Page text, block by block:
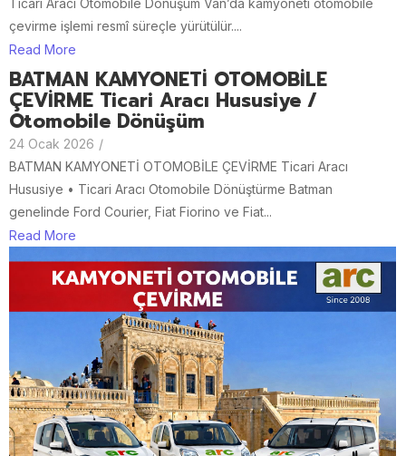
Ticari Aracı Otomobile Dönüşüm Van’da kamyoneti otomobile
çevirme işlemi resmî süreçle yürütülür....
Read More
BATMAN KAMYONETİ OTOMOBİLE
ÇEVİRME Ticari Aracı Hususiye /
Otomobile Dönüşüm
24 Ocak 2026 /
BATMAN KAMYONETİ OTOMOBİLE ÇEVİRME Ticari Aracı
Hususiye • Ticari Aracı Otomobile Dönüştürme Batman
genelinde Ford Courier, Fiat Fiorino ve Fiat...
Read More